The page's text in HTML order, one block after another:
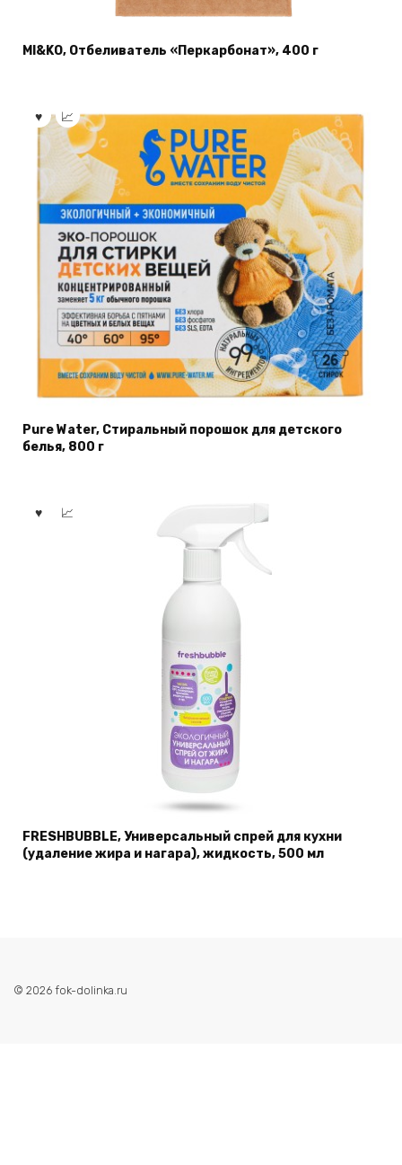
MI&KO, Отбеливатель «Перкарбонат», 400 г
Pure Water, Стиральный порошок для детского
белья, 800 г
FRESHBUBBLE, Универсальный спрей для кухни
(удаление жира и нагара), жидкость, 500 мл
© 2026 fok-dolinka.ru